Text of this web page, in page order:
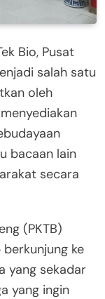
Bio, Pusat
salah satu
oleh
bacaan lain
secara
(PKTB)
ke
yang sekadar
yang ingin